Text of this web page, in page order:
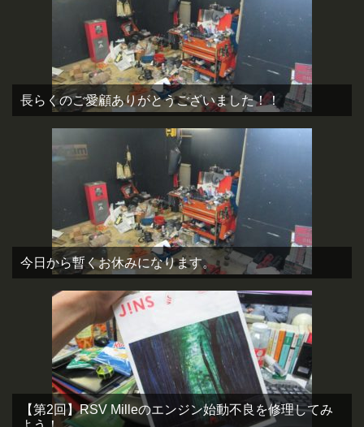
長らくのご愛顧ありがとうございました！！
今日から暫くお休みになります。
【第2回】RSV Milleのエンジン始動不良を修理してみ